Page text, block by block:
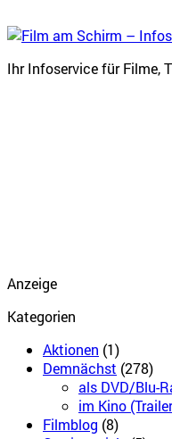
Ihr Infoservice für Filme,
Anzeige
Kategorien
Aktionen (1)
Demnächst (278)
als DVD/Blu-
im Kino
Filmblog (8)